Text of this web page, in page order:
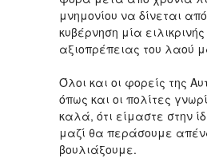
μνημονίου να δίνεται
κυβέρνηση μία
αξιοπρέπειας του λαού
Όλοι και οι φορείς της
όπως και οι πολίτες
καλά, ότι είμαστε στην
μαζί θα περάσουμε
βουλιάξουμε.